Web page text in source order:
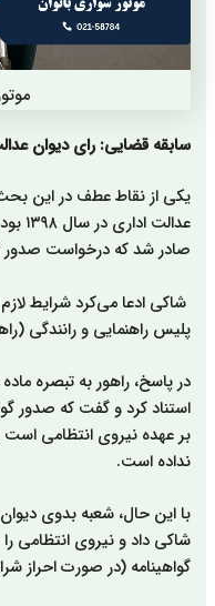
سابقه قضایی: رای دیوان عدالت
صادر شد که درخواست صدور
شاکی ادعا می‌کرد شرایط لازم
پلیس راهنمایی و رانندگی
استناد کرد و گفت که صدور
بر عهده نیروی انتظامی است
نداده است.
با این حال، شعبه بدوی دیوان
شاکی داد و نیروی انتظامی
گواهینامه (در صورت احراز